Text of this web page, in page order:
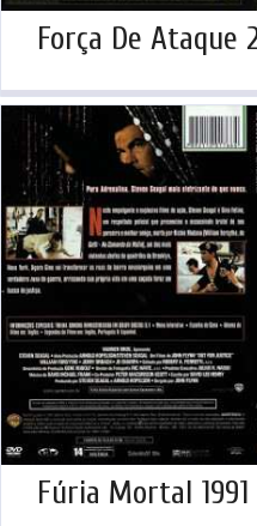
Força De Ataque
Fúria Mortal 1991